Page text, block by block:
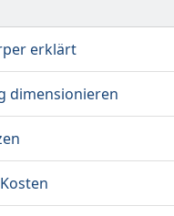
erklärt
dimensionieren